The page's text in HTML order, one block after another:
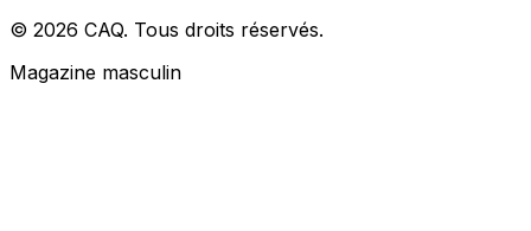
© 2026 CAQ. Tous droits réservés.
Magazine masculin